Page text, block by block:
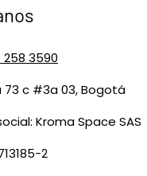
258 3590
73 c #3a 03, Bogotá
Kroma Space SAS
2